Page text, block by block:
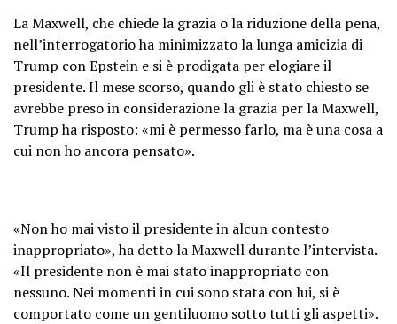
La Maxwell, che chiede la grazia o la riduzione della pena,
nell’interrogatorio ha minimizzato la lunga amicizia di
Trump con Epstein e si è prodigata per elogiare il
presidente. Il mese scorso, quando gli è stato chiesto se
avrebbe preso in considerazione la grazia per la Maxwell,
Trump ha risposto: «mi è permesso farlo, ma è una cosa a
cui non ho ancora pensato».
«Non ho mai visto il presidente in alcun contesto
inappropriato», ha detto la Maxwell durante l’intervista.
«Il presidente non è mai stato inappropriato con
nessuno. Nei momenti in cui sono stata con lui, si è
comportato come un gentiluomo sotto tutti gli aspetti».